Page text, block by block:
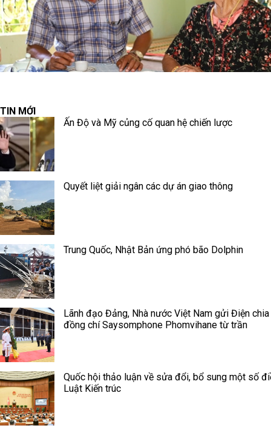
TIN MỚI
Ấn Độ và Mỹ củng cố quan hệ chiến lược
Quyết liệt giải ngân các dự án giao thông
Trung Quốc, Nhật Bản ứng phó bão Dolphin
Lãnh đạo Đảng, Nhà nước Việt Nam gửi Điện chia
đồng chí Saysomphone Phomvihane từ trần
Quốc hội thảo luận về sửa đổi, bổ sung một số
Luật Kiến trúc